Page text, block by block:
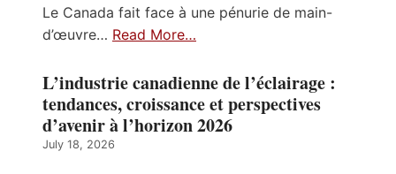
Le Canada fait face à une pénurie de main-
d’œuvre… Read More…
L’industrie canadienne de l’éclairage :
tendances, croissance et perspectives
d’avenir à l’horizon 2026
July 18, 2026